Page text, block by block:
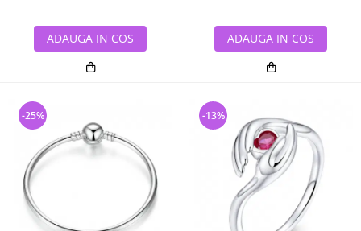
ADAUGA IN COS ADAUGA IN COS
-25% -13%